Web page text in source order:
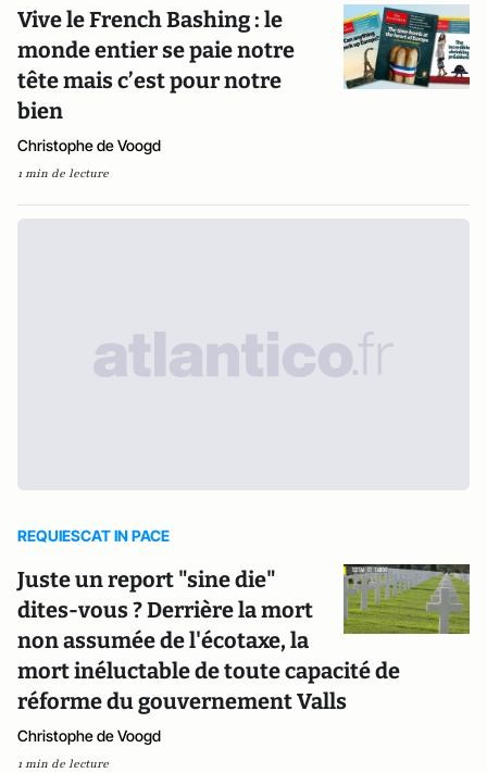
Vive le French Bashing : le
monde entier se paie notre
tête mais c’est pour notre
bien
Christophe de Voogd
1 min de lecture
REQUIESCAT IN PACE
Juste un report "sine die"
dites-vous ? Derrière la mort
non assumée de l'écotaxe, la
mort inéluctable de toute capacité de
réforme du gouvernement Valls
Christophe de Voogd
1 min de lecture